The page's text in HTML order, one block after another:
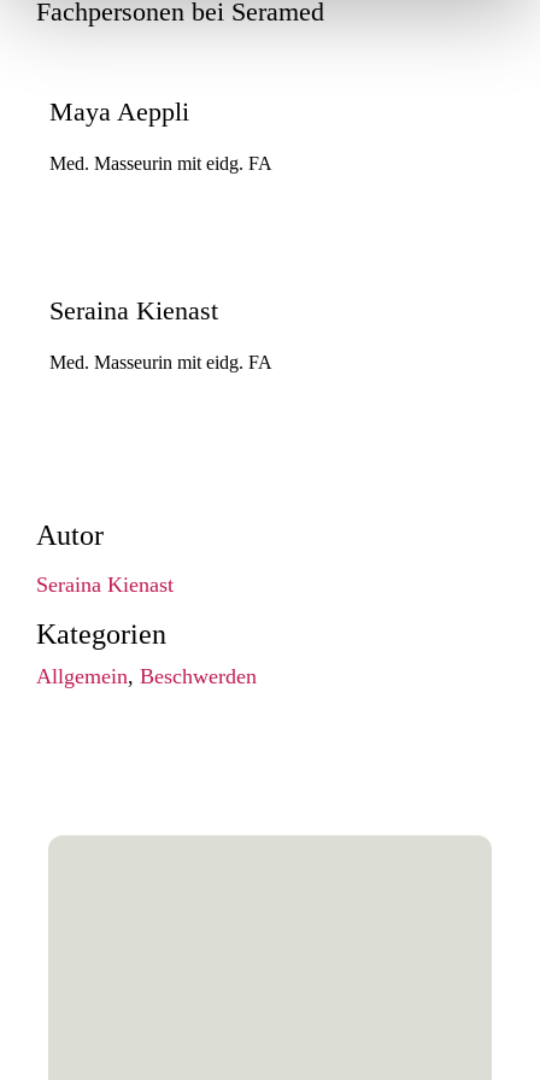
Fachpersonen bei Seramed
Maya Aeppli
Med. Masseurin mit eidg. FA
Seraina Kienast
Med. Masseurin mit eidg. FA
Autor
Seraina Kienast
Kategorien
Allgemein, Beschwerden